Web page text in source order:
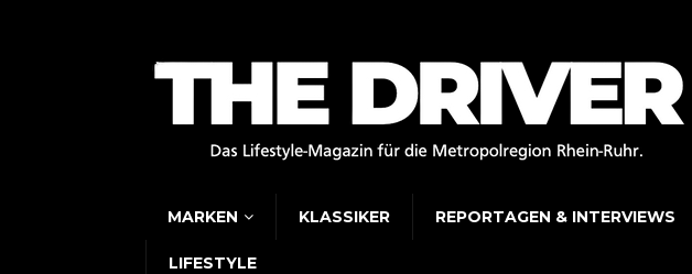
MARKEN KLASSIKER REPORTAGEN & INTERVIEWS
LIFESTYLE